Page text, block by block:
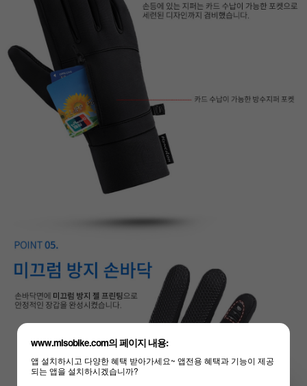
www.misobike.com의 페이지 내용:
앱 설치하시고 다양한 혜택 받아가세요~ 앱전용 혜택과 기능이 제공
되는 앱을 설치하시겠습니까?